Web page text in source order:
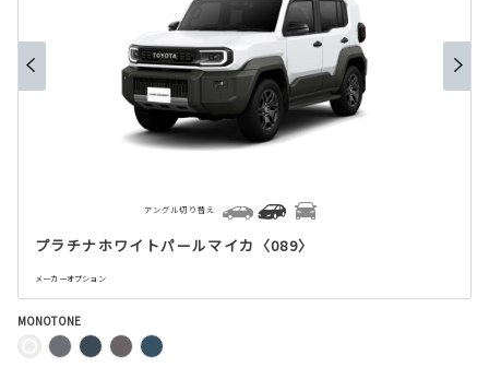
プラチナホワイトパールマイカ〈089〉
メーカーオプション
アングル切り替え
MONOTONE